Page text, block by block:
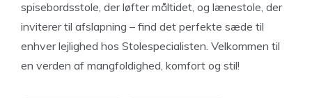
spisebordsstole, der løfter måltidet, og lænestole, der
inviterer til afslapning – find det perfekte sæde til
enhver lejlighed hos Stolespecialisten. Velkommen til
en verden af mangfoldighed, komfort og stil!